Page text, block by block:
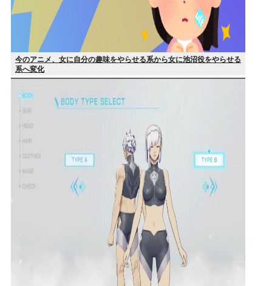
今のアニメ、女に自分の趣味をやらせる系から女に池沼役をやらせる
系へ変化